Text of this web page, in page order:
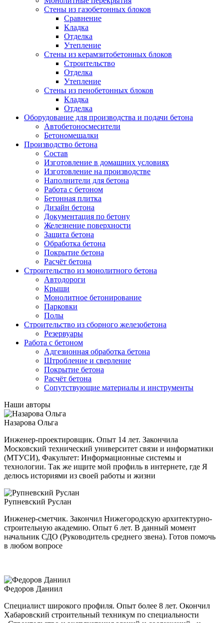
Стены из газобетонных блоков
Сравнение
Кладка
Отделка
Утепление
Стены из керамзитобетонных блоков
Строительство
Отделка
Утепление
Стены из пенобетонных блоков
Кладка
Отделка
Оборудование для производства и подачи бетона
Автобетоносмесители
Бетономешалки
Производство бетона
Состав
Изготовление в домашних условиях
Изготовление на производстве
Наполнители для бетона
Работа с бетоном
Бетонная плитка
Дизайн бетона
Документация по бетону
Железнение поверхности
Защита бетона
Обработка бетона
Покрытие бетона
Расчёт бетона
Строительство из монолитного бетона
Автодороги
Крыши
Монолитное бетонирование
Парковки
Полы
Строительство из сборного железобетона
Резервуары
Работа с бетоном
Адгезионная обработка бетона
Штробление и сверление
Покрытие бетона
Расчёт бетона
Сопутствующие материалы и инструменты
Наши авторы
Назарова Ольга
Инженер-проектировщик. Опыт 14 лет. Закончила
Московский технический университет связи и информатики
(МТУСИ), Факультет: Информационные системы и
технологии. Так же ищите мой профиль в интернете, где Я
делюсь историями из своей работы и жизни
Рупневский Руслан
Инженер-сметчик. Закончил Нижегородскую архитектурно-
строительную академию. Опыт 6 лет. В данный момент
начальник СДО (Руководитель среднего звена). Готов помочь
в любом вопросе
Федоров Даниил
Специалист широкого профиля. Опыт более 8 лет. Окончил
Хабаровский строительный техникум по специальности